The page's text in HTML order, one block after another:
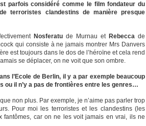
parfois considéré comme le film fondateur du
terroristes clandestins de manière presque
Nosferatu de Murnau et Rebecca de
qui consiste à ne jamais montrer Mrs Danvers
est toujours dans le dos de l’héroïne et cela rend
se déplacer, on ne voit que son ombre.
l’Ecole de Berlin, il y a par exemple beaucoup
ou il n’y a pas de frontières entre les genres…
non plus. Par exemple, je n’aime pas parler trop
Pour moi les terroristes et les clandestins (les
fantômes, car on ne les voit jamais en vrai, ils ne